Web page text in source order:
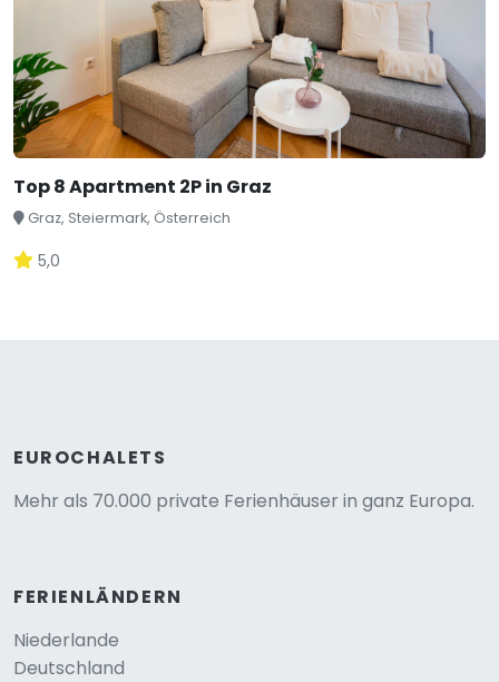
Top 8 Apartment 2P in Graz
Graz, Steiermark, Österreich
5,0
EUROCHALETS
Mehr als 70.000 private Ferienhäuser in ganz Europa.
FERIENLÄNDERN
Niederlande
Deutschland